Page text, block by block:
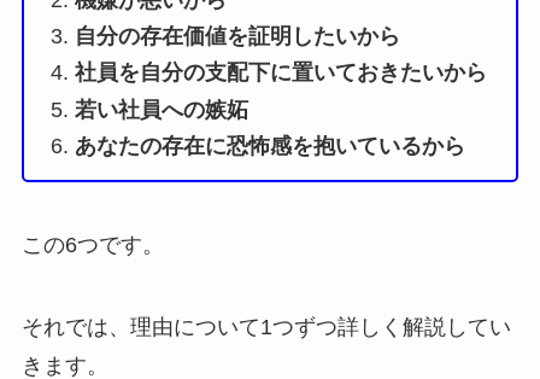
自分の存在価値を証明したいから
社員を自分の支配下に置いておきたいから
若い社員への嫉妬
あなたの存在に恐怖感を抱いているから
この6つです。
それでは、理由について1つずつ詳しく解説してい
きます。